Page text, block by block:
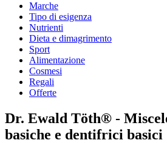
Marche
Tipo di esigenza
Nutrienti
Dieta e dimagrimento
Sport
Alimentazione
Cosmesi
Regali
Offerte
Dr. Ewald Töth® -
basiche e dentifrici basici